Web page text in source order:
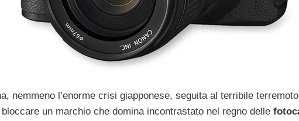
nemmeno l’enorme crisi giapponese, seguita al terribile
un marchio che domina incontrastato nel regno delle